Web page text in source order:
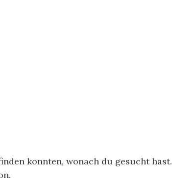
konnten, wonach du gesucht hast.